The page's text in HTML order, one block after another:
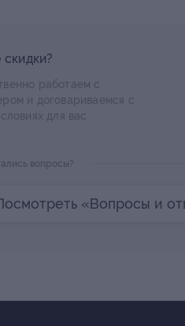
работаем с
и договариваемся с
для вас
вопросы?
«Вопросы и